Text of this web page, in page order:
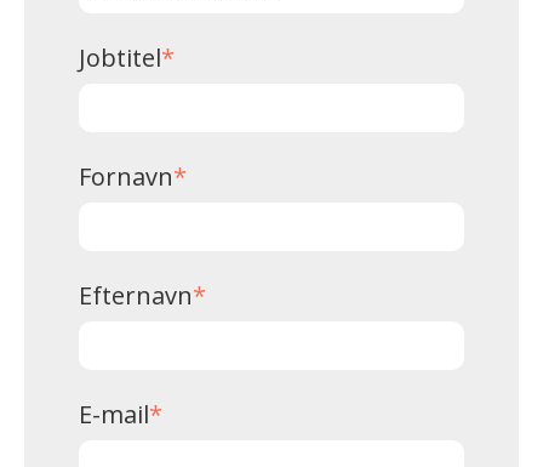
Jobtitel*
Fornavn*
Efternavn*
E-mail*